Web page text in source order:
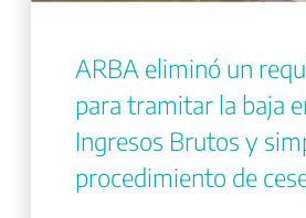
ARBA eliminó un
para tramitar la baja
Ingresos Brutos y
procedimiento de